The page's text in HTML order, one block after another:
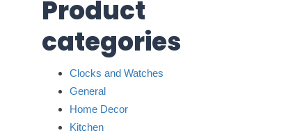
Product
categories
Clocks and Watches
General
Home Decor
Kitchen